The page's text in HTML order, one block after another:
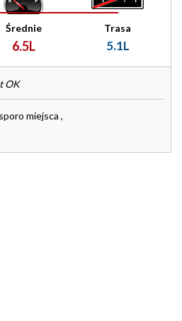
Średnie
6.5L
Trasa
5.1L
OK
miejsca ,